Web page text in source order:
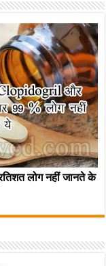
लोग नहीं जानते के